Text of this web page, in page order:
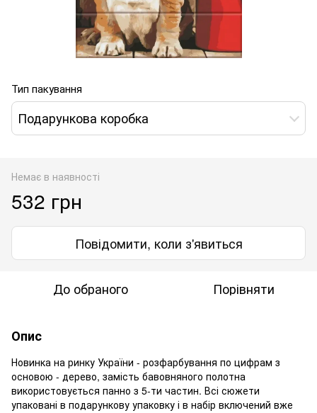
Тип пакування
Подарункова коробка
Немає в наявності
532 грн
Повідомити, коли з'явиться
До обраного Порівняти
Опис
Новинка на ринку України - розфарбування по цифрам з
основою - дерево, замість бавовняного полотна
використовується панно з 5-ти частин. Всі сюжети
упаковані в подарункову упаковку і в набір включений вже